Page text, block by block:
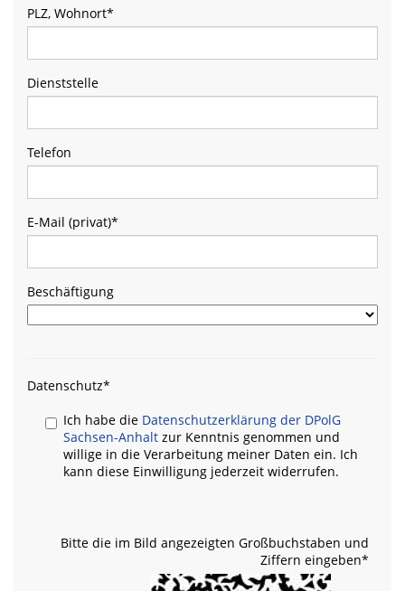
PLZ, Wohnort*
Dienststelle
Telefon
E-Mail (privat)*
Beschäftigung
Datenschutz*
Ich habe die Datenschutzerklärung der DPolG
Sachsen-Anhalt zur Kenntnis genommen und
willige in die Verarbeitung meiner Daten ein. Ich
kann diese Einwilligung jederzeit widerrufen.
Bitte die im Bild angezeigten Großbuchstaben und
Ziffern eingeben*